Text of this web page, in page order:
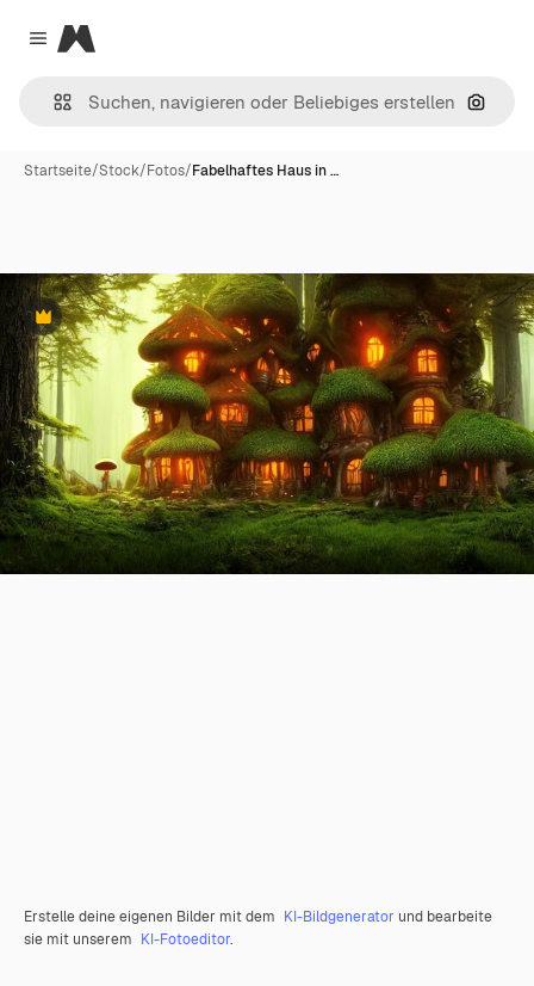
Close menu
Magnific
Nach
Startseite/Stock/Fotos/Fabelhaftes Haus in …
Premium
Erstelle deine eigenen Bilder mit dem KI-Bildgenerator und bearbeite
sie mit unserem KI-Fotoeditor.